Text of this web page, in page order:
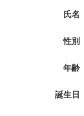
氏名
性別
年齢
誕生日